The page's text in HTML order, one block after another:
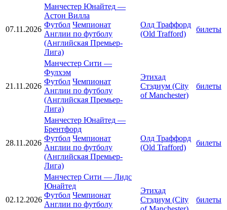
07.11.2026
Манчестер Юнайтед —
Астон Вилла
Футбол Чемпионат
Англии по футболу
(Английская Премьер-
Лига)
Олд Траффорд
(Old Trafford)
билеты
21.11.2026
Манчестер Сити —
Фулхэм
Футбол Чемпионат
Англии по футболу
(Английская Премьер-
Лига)
Этихад
Стэдиум (City
of Manchester)
билеты
28.11.2026
Манчестер Юнайтед —
Брентфорд
Футбол Чемпионат
Англии по футболу
(Английская Премьер-
Лига)
Олд Траффорд
(Old Trafford)
билеты
02.12.2026
Манчестер Сити — Лидс
Юнайтед
Футбол Чемпионат
Англии по футболу
Этихад
Стэдиум (City
билеты